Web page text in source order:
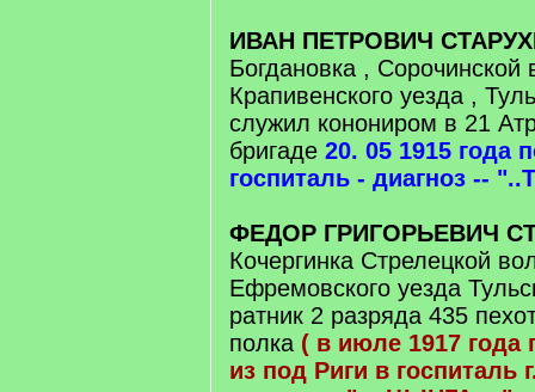
ИВАН ПЕТРОВИЧ
Богдановка , Сорочинской
Крапивенского уезда ,
служил конониром в 21
бригаде 20. 05 1915 года
госпиталь - диагноз --
ФЕДОР ГРИГОРЬЕВИЧ
Кочергинка Стрелецкой
Ефремовского уезда
ратник 2 разряда 435
полка ( в июле 1917
из под Риги в госпиталь